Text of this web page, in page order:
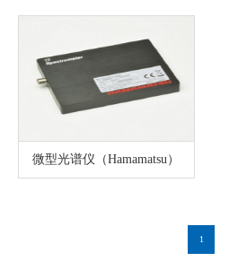
微型光谱仪（Hamamatsu）
1